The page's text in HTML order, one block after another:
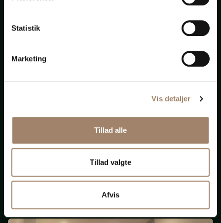
Statistik
Marketing
Vis detaljer
Tillad alle
Tillad valgte
Afvis
bistand
til
Nye krav om ligeløn
og
løngennemsigtighed
(Opdateret 131125)